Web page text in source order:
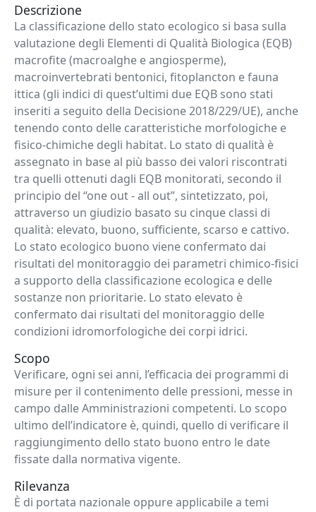
Descrizione
La classificazione dello stato ecologico si basa sulla
valutazione degli Elementi di Qualità Biologica (EQB)
macrofite (macroalghe e angiosperme),
macroinvertebrati bentonici, fitoplancton e fauna
ittica (gli indici di quest’ultimi due EQB sono stati
inseriti a seguito della Decisione 2018/229/UE), anche
tenendo conto delle caratteristiche morfologiche e
fisico-chimiche degli habitat. Lo stato di qualità è
assegnato in base al più basso dei valori riscontrati
tra quelli ottenuti dagli EQB monitorati, secondo il
principio del “one out - all out”, sintetizzato, poi,
attraverso un giudizio basato su cinque classi di
qualità: elevato, buono, sufficiente, scarso e cattivo.
Lo stato ecologico buono viene confermato dai
risultati del monitoraggio dei parametri chimico-fisici
a supporto della classificazione ecologica e delle
sostanze non prioritarie. Lo stato elevato è
confermato dai risultati del monitoraggio delle
condizioni idromorfologiche dei corpi idrici.
Scopo
Verificare, ogni sei anni, l’efficacia dei programmi di
misure per il contenimento delle pressioni, messe in
campo dalle Amministrazioni competenti. Lo scopo
ultimo dell’indicatore è, quindi, quello di verificare il
raggiungimento dello stato buono entro le date
fissate dalla normativa vigente.
Rilevanza
È di portata nazionale oppure applicabile a temi